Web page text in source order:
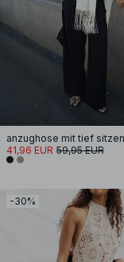
41,96 EUR 59,95 EUR
-30%